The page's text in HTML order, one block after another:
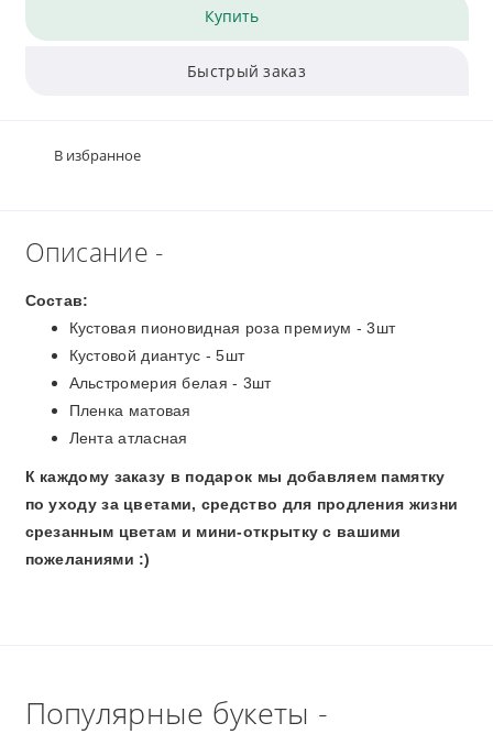
Купить
Быстрый заказ
В избранное
Описание -
Состав:
Кустовая пионовидная роза премиум - 3шт
Кустовой диантус - 5шт
Альстромерия белая - 3шт
Пленка матовая
Лента атласная
К каждому заказу в подарок мы добавляем памятку
по уходу за цветами, средство для продления жизни
срезанным цветам и мини-открытку с вашими
пожеланиями :)
Популярные букеты -